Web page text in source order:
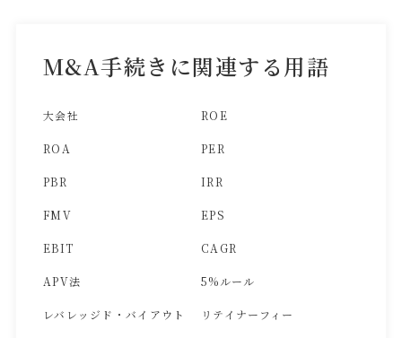
M&A手続きに関連する用語
大会社 ROE
ROA PER
PBR IRR
FMV EPS
EBIT CAGR
APV法 5%ルール
レバレッジド・バイアウト リテイナーフィー